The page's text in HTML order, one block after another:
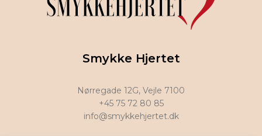
Smykke Hjertet
Nørregade 12G, Vejle 7100
+45 75 72 80 85
info@smykkehjertet.dk